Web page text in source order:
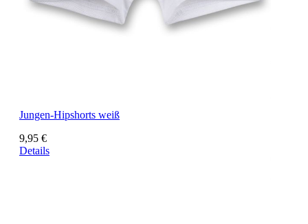
Jungen-Hipshorts weiß
9,95 €
Details